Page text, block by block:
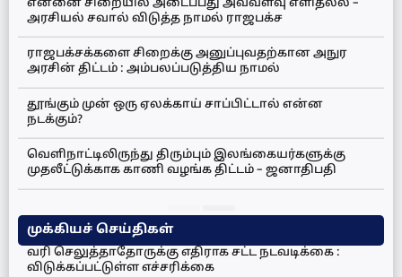
என்னை சிறையில் அடைப்பது அவ்வளவு எளிதல்ல –
அரசியல் சவால் விடுத்த நாமல் ராஜபக்ச
ராஜபக்சக்களை சிறைக்கு அனுப்புவதற்கான அநுர
அரசின் திட்டம் : அம்பலப்படுத்திய நாமல்
தூங்கும் முன் ஒரு ஏலக்காய் சாப்பிட்டால் என்ன
நடக்கும்?
வெளிநாட்டிலிருந்து திரும்பும் இலங்கையர்களுக்கு
முதலீட்டுக்காக காணி வழங்க திட்டம் – ஜனாதிபதி
முக்கியச் செய்திகள்
வரி செலுத்தாதோருக்கு எதிராக சட்ட நடவடிக்கை :
விடுக்கப்பட்டுள்ள எச்சரிக்கை